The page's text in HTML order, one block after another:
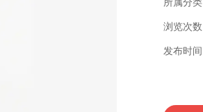
浏览次数
发布时